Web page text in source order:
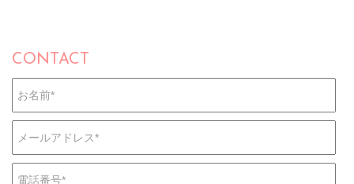
CONTACT